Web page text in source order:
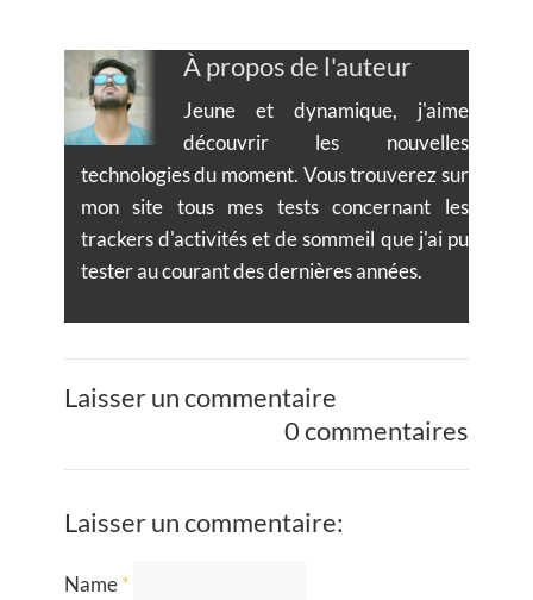
À propos de l'auteur
Jeune et dynamique, j'aime
découvrir les nouvelles
technologies du moment. Vous trouverez sur
mon site tous mes tests concernant les
trackers d'activités et de sommeil que j'ai pu
tester au courant des dernières années.
Laisser un commentaire
0 commentaires
Laisser un commentaire:
Name*